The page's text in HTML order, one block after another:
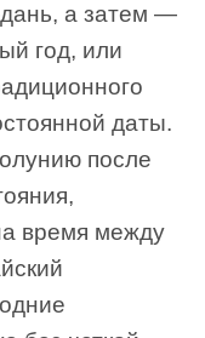
а затем —
год, или
даты.
после
время между